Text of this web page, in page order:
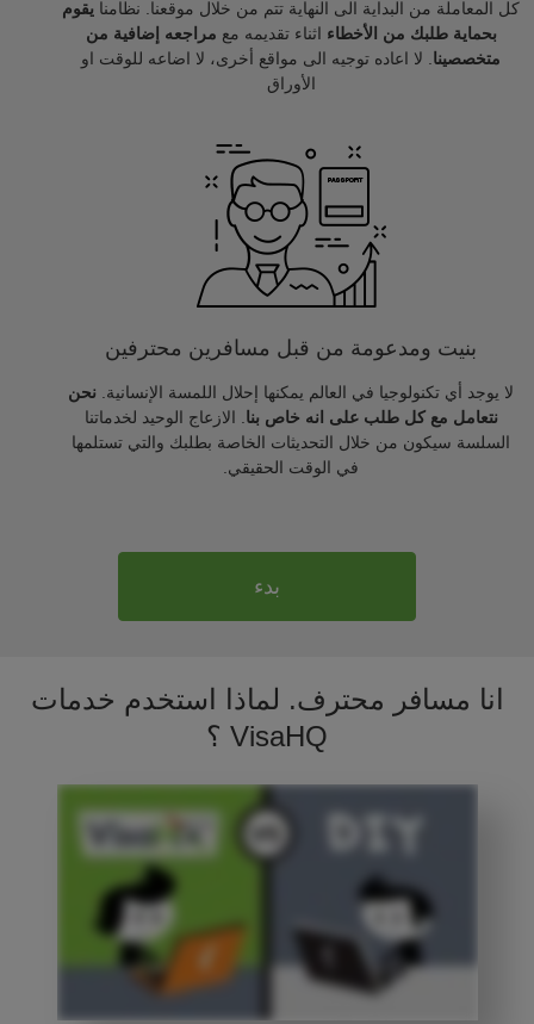
كل المعاملة من البداية الى النهاية تتم من خلال موقعنا. نظامنا يقوم
بحماية طلبك من الأخطاء اثناء تقديمه مع مراجعه إضافية من
متخصصينا . لا اعاده توجيه الى مواقع أخرى، لا اضاعه للوقت او
الأوراق
بنيت ومدعومة من قبل مسافرين محترفين
لا يوجد أي تكنولوجيا في العالم يمكنها إحلال اللمسة الإنسانية. نحن
نتعامل مع كل طلب على انه خاص بنا . الازعاج الوحيد لخدماتنا
السلسة سيكون من خلال التحديثات الخاصة بطلبك والتي تستلمها
في الوقت الحقيقي.
بدء
انا مسافر محترف. لماذا استخدم خدمات
VisaHQ ؟